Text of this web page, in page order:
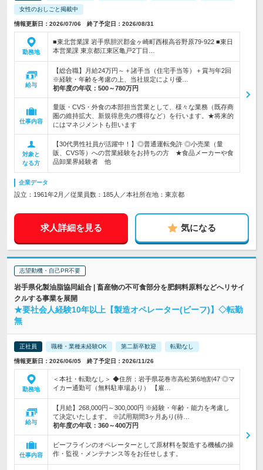
女性のおしごと掲載中
情報更新日：2026/07/06 終了予定日：2026/08/31
勤務地
■東北営業課 岩手県胆沢郡金ヶ崎町西根高谷野原79-922 ■東日
本営業課 東京都江東区亀戸2丁目…
給与
【総合職】月給24万円～＋諸手当（住宅手当等）＋賞与年2回
※経験・年齢を考慮の上、当社規定により優…
初年度の年収： 500～780万円
仕事内容
量販・CVS・外食の本部担当営業として、様々な業務（既存商
圏の維持拡大、新規得意先の獲得など）を行います。★将来的
にはマネジメントも担います
対象と
なる方
【30代男性社員が活躍中！】◎普通運転免許 ◎小売業（量
販、CVS等）への営業経験をお持ちの方 ★食品メーカーや食
品卸業界経験者 他
企業データ
設立：1961年2月／従業員数：185人／本社所在地：東京都
求人詳細を見る 気になる
志望動機・自己PR不要
岩手県化製油脂協同組合 | 畜産物の不可食部分を肥飼料原料などへリサイ
クルする事業を展開
★要社会人経験10年以上【製造オペレーター(ビーフ)】◇転勤
無
正社員 職種・業種未経験OK 第二新卒歓迎 転勤なし
情報更新日：2026/06/05 終了予定日：2026/11/26
勤務地
＜本社・転勤なし＞ ◆住所：岩手県花巻市高松第6地割47 ◎マ
イカー通勤可（無料駐車場あり） 【雇…
給与
【月給】268,000円～300,000円 ※経験・年齢・能力を考慮し
て決定いたします。 ※試用期間3ヶ月あり(待…
初年度の年収： 360～400万円
仕事内容
ビーフラインのオペレーターとして原材料を製造する機械の操
作・監視・メンテナンス等をお任せします。